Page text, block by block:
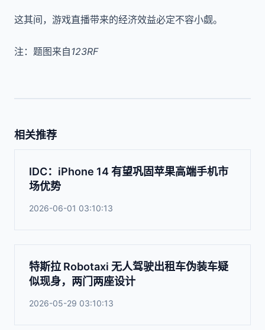
这其间，游戏直播带来的经济效益必定不容小觑。
注：题图来自123RF
相关推荐
IDC：iPhone 14 有望巩固苹果高端手机市
场优势
2026-06-01 03:10:13
特斯拉 Robotaxi 无人驾驶出租车伪装车疑
似现身，两门两座设计
2026-05-29 03:10:13